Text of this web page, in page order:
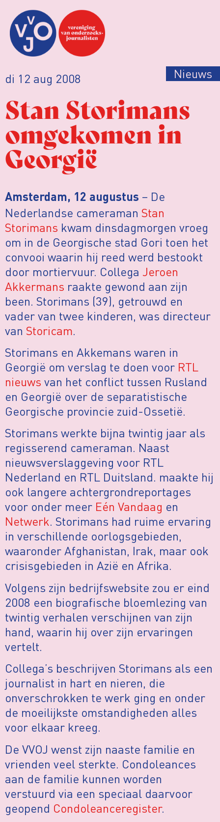
di 12 aug 2008 Nieuws
Stan Storimans
omgekomen in
Georgië
Amsterdam, 12 augustus – De
Nederlandse cameraman Stan
Storimans kwam dinsdagmorgen vroeg
om in de Georgische stad Gori toen het
convooi waarin hij reed werd bestookt
door mortiervuur. Collega Jeroen
Akkermans raakte gewond aan zijn
been. Storimans (39), getrouwd en
vader van twee kinderen, was directeur
van Storicam.
Storimans en Akkemans waren in
Georgië om verslag te doen voor RTL
nieuws van het conflict tussen Rusland
en Georgië over de separatistische
Georgische provincie zuid-Ossetië.
Storimans werkte bijna twintig jaar als
regisserend cameraman. Naast
nieuwsverslaggeving voor RTL
Nederland en RTL Duitsland. maakte hij
ook langere achtergrondreportages
voor onder meer Eén Vandaag en
Netwerk. Storimans had ruime ervaring
in verschillende oorlogsgebieden,
waaronder Afghanistan, Irak, maar ook
crisisgebieden in Azië en Afrika.
Volgens zijn bedrijfswebsite zou er eind
2008 een biografische bloemlezing van
twintig verhalen verschijnen van zijn
hand, waarin hij over zijn ervaringen
vertelt.
Collega’s beschrijven Storimans als een
journalist in hart en nieren, die
onverschrokken te werk ging en onder
de moeilijkste omstandigheden alles
voor elkaar kreeg.
De VVOJ wenst zijn naaste familie en
vrienden veel sterkte. Condoleances
aan de familie kunnen worden
verstuurd via een speciaal daarvoor
geopend Condoleanceregister.